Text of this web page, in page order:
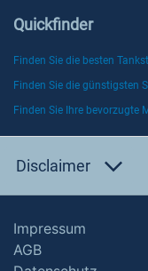
Quickfinder
Finden Sie die besten
Finden Sie die günstigsten
Finden Sie Ihre bevorzugte
Disclaimer
Impressum
AGB